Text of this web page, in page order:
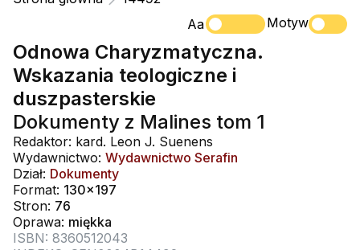
Wszystko z kategorii - Książki
Pismo Święte
Kościół Katolicki
Duszpasterstwo
Teologia
Życie chrześcijańskie
Duchowość
Literatura piękna
Wszystko z kategorii - Multimedia
DVD
CD-ROM
Muzyka
Rekolekcje i inne na CD
Śpiew i modlitwa
Muzyka klasyczna
Dla Dzieci
Wszystko z kategorii - Dla Dzieci
Literatura (D)
Płyty, DVD (D)
Podręczniki i pomoce dydaktyczne
Podręczniki
Wszystko z kategorii - Podręczniki
Podręczniki i pomoce dydaktyczne
Zabawa i Nauka
Nowości
Zaloguj się
Aa
Motyw
Odnowa Charyzmatyczna.
Wskazania teologiczne i
duszpasterskie
Dokumenty z Malines tom 1
Redaktor: kard. Leon J. Suenens
Wydawnictwo: Wydawnictwo Serafin
Dział: Dokumenty
Format: 130x197
Stron: 76
Oprawa: miękka
ISBN: 8360512043